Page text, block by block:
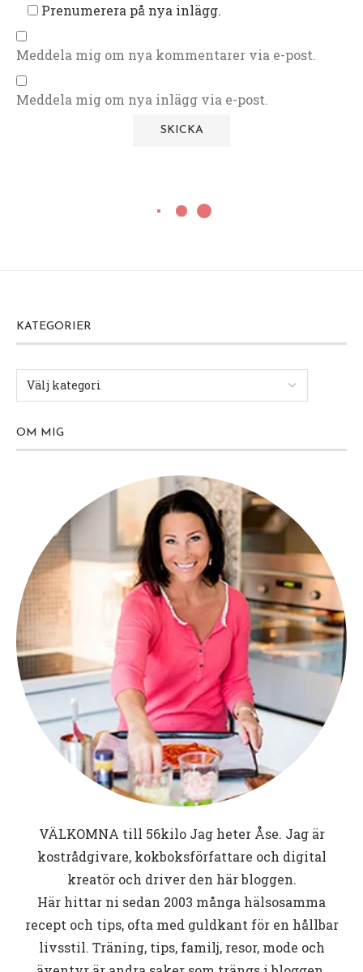
Prenumerera på nya inlägg.
Meddela mig om nya kommentarer via e-post.
Meddela mig om nya inlägg via e-post.
KATEGORIER
OM MIG
VÄLKOMNA till 56kiloJag heter Åse. Jag är
kostrådgivare, kokboksförfattare och digital
kreatör och driver den här bloggen.
Här hittar ni sedan 2003 många hälsosamma
recept och tips, ofta med guldkant för en hållbar
livsstil. Träning, tips, familj, resor, mode och